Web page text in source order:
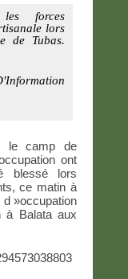
forces
lors
de Tubas.
le camp de
ont
blessé lors
ce matin à
d »occupation
à Balata aux